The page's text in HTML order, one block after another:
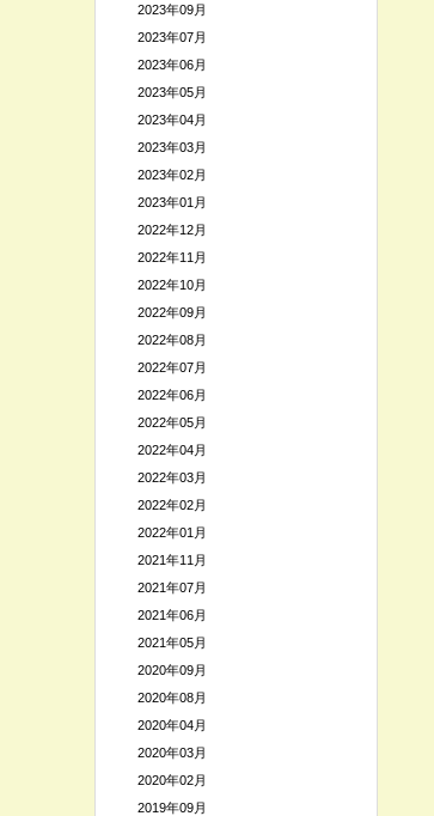
2023年09月
2023年07月
2023年06月
2023年05月
2023年04月
2023年03月
2023年02月
2023年01月
2022年12月
2022年11月
2022年10月
2022年09月
2022年08月
2022年07月
2022年06月
2022年05月
2022年04月
2022年03月
2022年02月
2022年01月
2021年11月
2021年07月
2021年06月
2021年05月
2020年09月
2020年08月
2020年04月
2020年03月
2020年02月
2019年09月